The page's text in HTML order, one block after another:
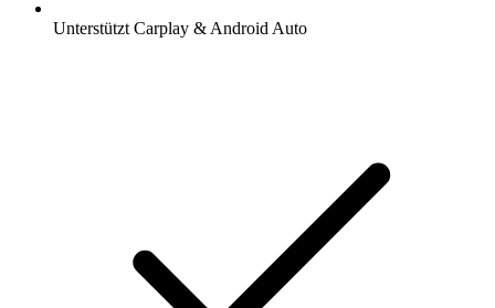
Unterstützt Carplay & Android Auto